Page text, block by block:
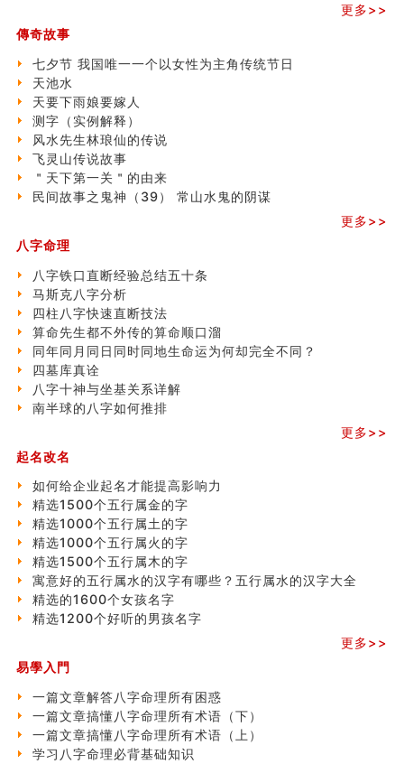
玄空本义 (四)
六爻算卦：我俩之间是否还命中有未尽的缘分？
订婚就是定结婚日子吗
清朝慈禧太后命造 (名人八字淺析七）
玄空本义 (三)
飞灵山传说故事
命理解说：想请问什么时候能够遇到姻缘结婚？
商舖選址的風水講究 (下)
吉凶神跳上大运时的断法【四柱技巧】
刘燮鈞讲人相 手纹与命运(一)
玄空本义 (二)
大門風水五大禁忌！大門風水擺設？門中門風水解方？
出现这几种面相桃花泛
寓意好的五行属水的汉字有哪些？五行属水的汉字大全
玄空本义 (一)
＂天下第一关＂的由来
无名指长的人有艺术天赋？手指长短能看出什么？
六爻測住宅風水 (三)
別再一知半解！正解住宅風水十大禁忌
風水辟邪大全
更多>>
傳奇故事
七夕节 我国唯一一个以女性为主角传统节日
天池水
天要下雨娘要嫁人
测字（实例解释）
风水先生林琅仙的传说
飞灵山传说故事
＂天下第一关＂的由来
民间故事之鬼神（39） 常山水鬼的阴谋
更多>>
八字命理
八字铁口直断经验总结五十条
马斯克八字分析
四柱八字快速直断技法
算命先生都不外传的算命顺口溜
同年同月同日同时同地生命运为何却完全不同？
四墓库真诠
八字十神与坐基关系详解
南半球的八字如何推排
更多>>
起名改名
如何给企业起名才能提高影响力
精选1500个五行属金的字
精选1000个五行属土的字
精选1000个五行属火的字
精选1500个五行属木的字
寓意好的五行属水的汉字有哪些？五行属水的汉字大全
精选的1600个女孩名字
精选1200个好听的男孩名字
更多>>
易學入門
一篇文章解答八字命理所有困惑
一篇文章搞懂八字命理所有术语（下）
一篇文章搞懂八字命理所有术语（上）
学习八字命理必背基础知识